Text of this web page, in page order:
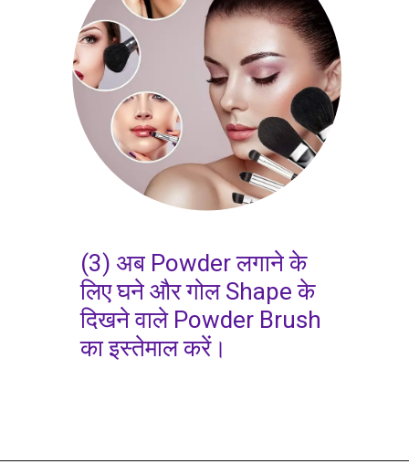
(3) अब Powder लगाने के
लिए घने और गोल Shape के
दिखने वाले Powder Brush
का इस्तेमाल करें।